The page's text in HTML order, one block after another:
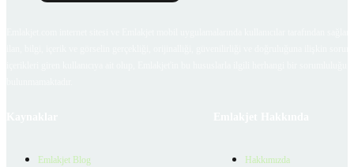
Emlakjet Blog Hakkımızda